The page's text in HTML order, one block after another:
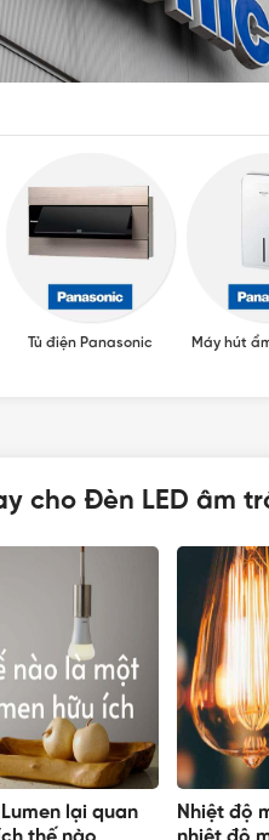
Tủ điện Panasonic Máy hút
cho Đèn LED âm
lại quan
Nhiệt độ